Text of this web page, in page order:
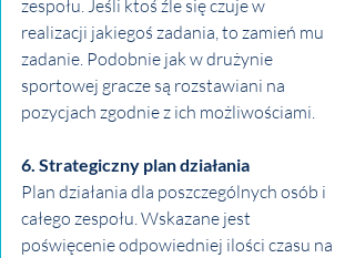
zespołu. Jeśli ktoś źle się czuje w
realizacji jakiegoś zadania, to zamień mu
zadanie. Podobnie jak w drużynie
sportowej gracze są rozstawiani na
pozycjach zgodnie z ich możliwościami.
6. Strategiczny plan działania
Plan działania dla poszczególnych osób i
całego zespołu. Wskazane jest
poświęcenie odpowiedniej ilości czasu na